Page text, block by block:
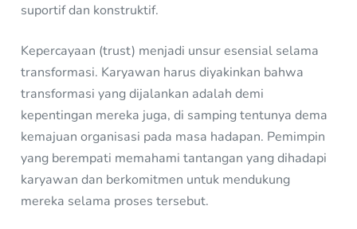
suportif dan konstruktif.
Kepercayaan (trust) menjadi unsur esensial selama
transformasi. Karyawan harus diyakinkan bahwa
transformasi yang dijalankan adalah demi
kepentingan mereka juga, di samping tentunya dema
kemajuan organisasi pada masa hadapan. Pemimpin
yang berempati memahami tantangan yang dihadapi
karyawan dan berkomitmen untuk mendukung
mereka selama proses tersebut.